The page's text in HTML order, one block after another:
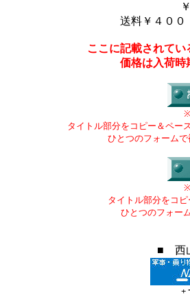
送料￥４００
ここに記載されて
価格は入荷時
タイトル部分をコピー＆ペー
ひとつのフォーム
タイトル部分をコ
ひとつのフォー
■ 西
+